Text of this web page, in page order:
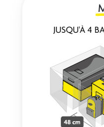
JUSQU'À 4